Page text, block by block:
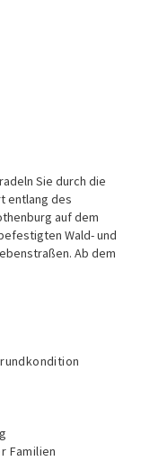
Sie durch die
entlang des
auf dem
Wald- und
Ab dem
Familien